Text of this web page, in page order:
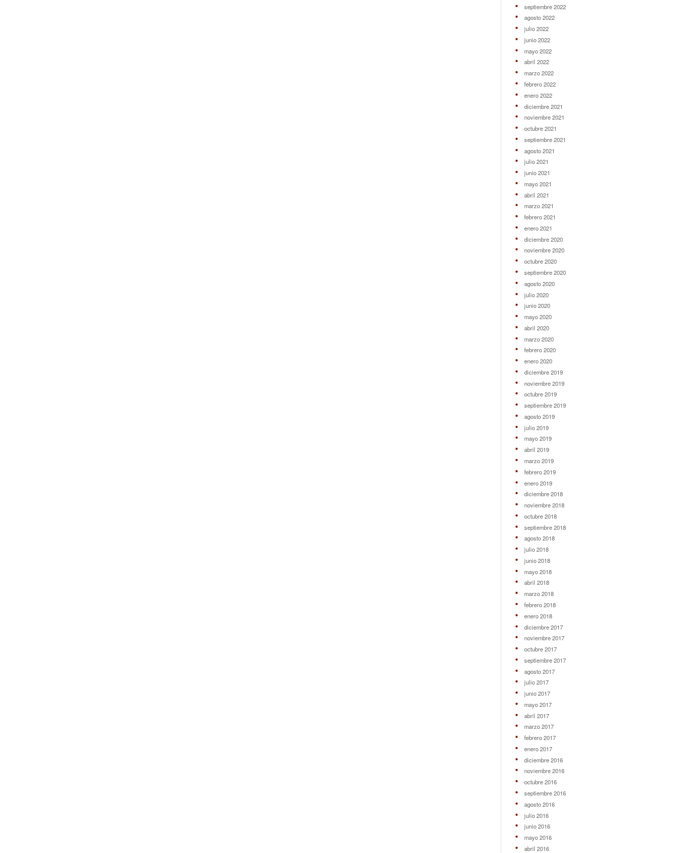
septiembre 2022
agosto 2022
julio 2022
junio 2022
mayo 2022
abril 2022
marzo 2022
febrero 2022
enero 2022
diciembre 2021
noviembre 2021
octubre 2021
septiembre 2021
agosto 2021
julio 2021
junio 2021
mayo 2021
abril 2021
marzo 2021
febrero 2021
enero 2021
diciembre 2020
noviembre 2020
octubre 2020
septiembre 2020
agosto 2020
julio 2020
junio 2020
mayo 2020
abril 2020
marzo 2020
febrero 2020
enero 2020
diciembre 2019
noviembre 2019
octubre 2019
septiembre 2019
agosto 2019
julio 2019
mayo 2019
abril 2019
marzo 2019
febrero 2019
enero 2019
diciembre 2018
noviembre 2018
octubre 2018
septiembre 2018
agosto 2018
julio 2018
junio 2018
mayo 2018
abril 2018
marzo 2018
febrero 2018
enero 2018
diciembre 2017
noviembre 2017
octubre 2017
septiembre 2017
agosto 2017
julio 2017
junio 2017
mayo 2017
abril 2017
marzo 2017
febrero 2017
enero 2017
diciembre 2016
noviembre 2016
octubre 2016
septiembre 2016
agosto 2016
julio 2016
junio 2016
mayo 2016
abril 2016